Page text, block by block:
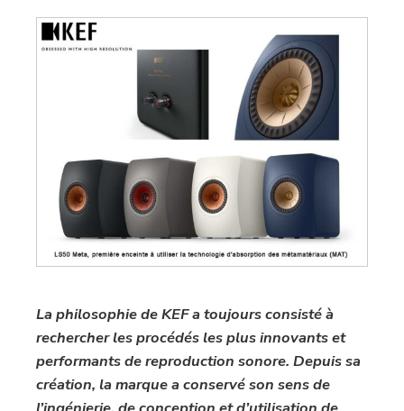
La philosophie de KEF a toujours consisté à
rechercher les procédés les plus innovants et